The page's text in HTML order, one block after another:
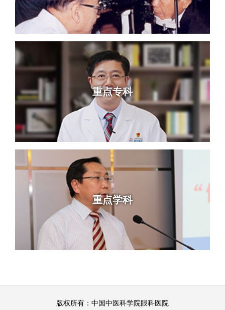
重点专科
重点学科
版权所有：中国中医科学院眼科医院